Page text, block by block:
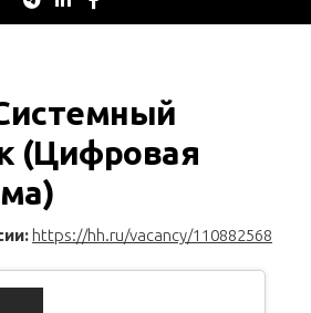
(Цифровая
https://hh.ru/vacancy/110882568